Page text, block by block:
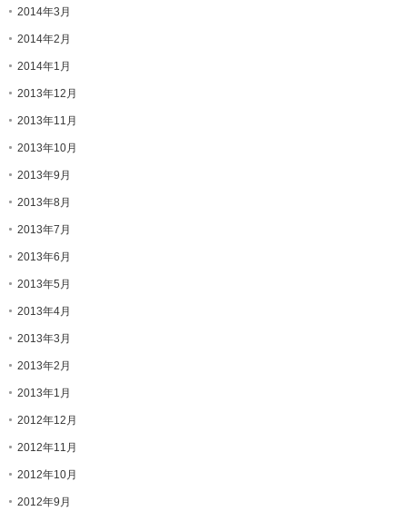
2014年3月
2014年2月
2014年1月
2013年12月
2013年11月
2013年10月
2013年9月
2013年8月
2013年7月
2013年6月
2013年5月
2013年4月
2013年3月
2013年2月
2013年1月
2012年12月
2012年11月
2012年10月
2012年9月